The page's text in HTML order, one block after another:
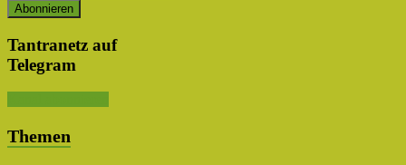
Tantranetz auf
Telegram
Themen